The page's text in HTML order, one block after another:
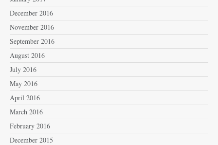
December 2016
November 2016
September 2016
August 2016
July 2016
May 2016
April 2016
March 2016
February 2016
December 2015